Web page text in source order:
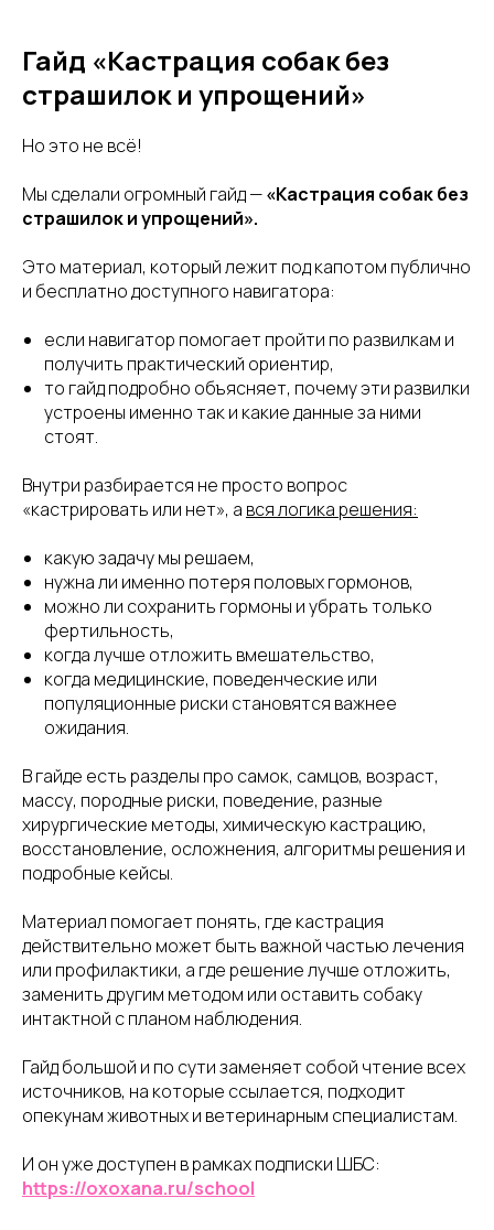
Гайд «Кастрация собак без
страшилок и упрощений»
Но это не всё!
Мы сделали огромный гайд —«Кастрация собак без
страшилок и упрощений».
Это материал, который лежит под капотом публично
и бесплатно доступного навигатора:
если навигатор помогает пройти по развилкам и
получить практический ориентир,
то гайд подробно объясняет, почему эти развилки
устроены именно так и какие данные за ними
стоят.
Внутри разбирается не просто вопрос
«кастрировать или нет», а вся логика решения:
какую задачу мы решаем,
нужна ли именно потеря половых гормонов,
можно ли сохранить гормоны и убрать только
фертильность,
когда лучше отложить вмешательство,
когда медицинские, поведенческие или
популяционные риски становятся важнее
ожидания.
В гайде есть разделы про самок, самцов, возраст,
массу, породные риски, поведение, разные
хирургические методы, химическую кастрацию,
восстановление, осложнения, алгоритмы решения и
подробные кейсы.
Материал помогает понять, где кастрация
действительно может быть важной частью лечения
или профилактики, а где решение лучше отложить,
заменить другим методом или оставить собаку
интактной с планом наблюдения.
Гайд большой и по сути заменяет собой чтение всех
источников, на которые ссылается, подходит
опекунам животных и ветеринарным специалистам.
И он уже доступен в рамках подписки ШБС:
https://oxoxana.ru/school